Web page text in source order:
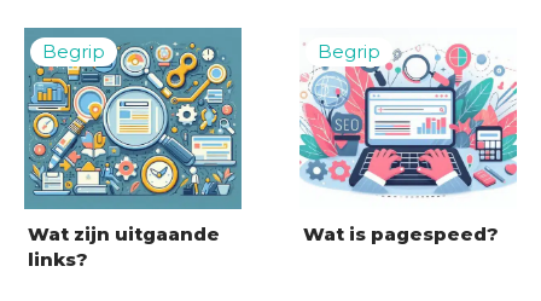
Wat zijn uitgaande
links?
Wat is pagespeed?